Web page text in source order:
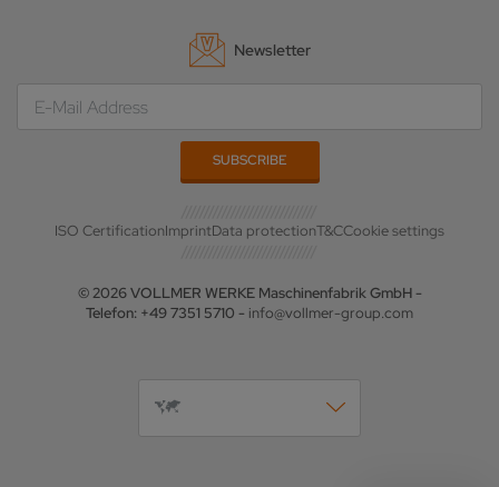
Newsletter
ISO CertificationImprintData protectionT&CCookie settings
© 2026 VOLLMER WERKE Maschinenfabrik GmbH -
Telefon: +49 7351 5710 - info@vollmer-group.com